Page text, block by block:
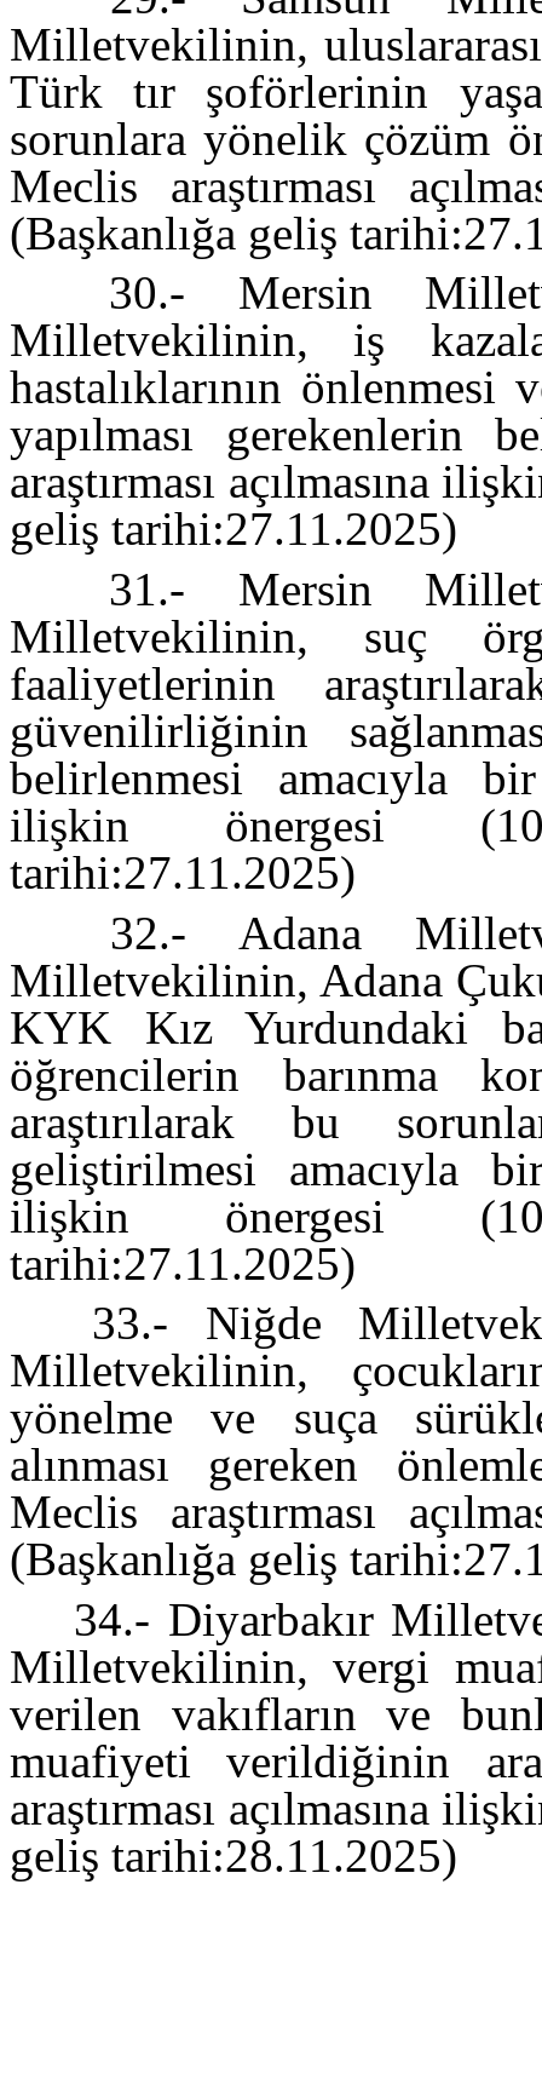
Milletvekilinin, uluslararası
Türk tır şoförlerinin
sorunlara yönelik çözüm
Meclis araştırması
(Başkanlığa geliş
30.- Mersin
Milletvekilinin, iş
hastalıklarının
yapılması gerekenlerin
araştırması açılmasına
geliş tarihi:27.11.2025)
31.- Mersin
Milletvekilinin, suç
faaliyetlerinin
güvenilirliğinin
belirlenmesi amacıyla bir
ilişkin önergesi
tarihi:27.11.2025)
32.- Adana
Milletvekilinin, Adana
KYK Kız Yurdundaki
öğrencilerin barınma
araştırılarak bu
geliştirilmesi amacıyla
ilişkin önergesi
tarihi:27.11.2025)
33.- Niğde
Milletvekilinin,
yönelme ve suça
alınması gereken
Meclis araştırması
(Başkanlığa geliş
34.- Diyarbakır
Milletvekilinin, vergi
verilen vakıfların ve
muafiyeti verildiğinin
araştırması açılmasına
geliş tarihi:28.11.2025)